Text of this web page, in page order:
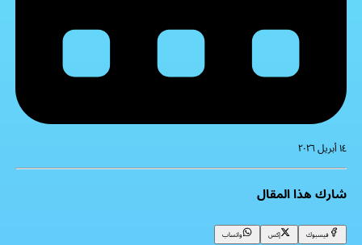
١٤ أبريل ٢٠٢٦
شارك هذا المقال
فيسبوك إكس
واتساب